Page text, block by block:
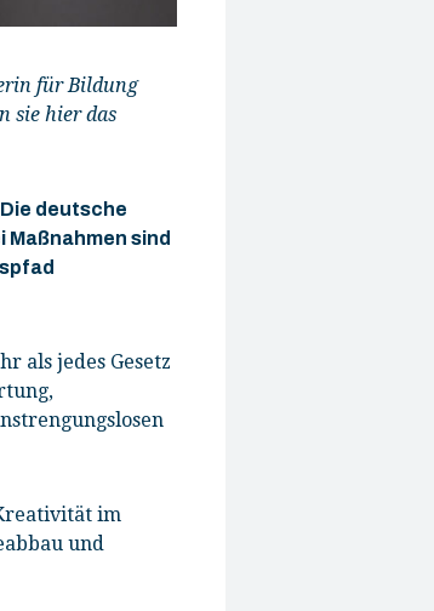
für Bildung
sie hier das
deutsche
sind
als jedes Gesetz
im
und